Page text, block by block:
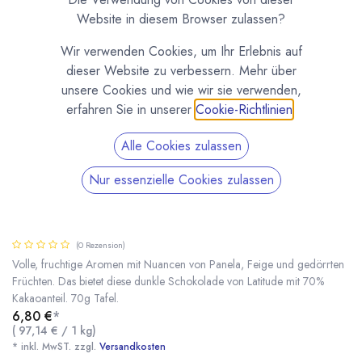
(0 Rezension)
Volle, fruchtige Aromen mit Nuancen von Panela, Feige und gedörrten
Früchten. Das bietet diese dunkle Schokolade von Latitude mit 70%
Kakaoanteil. 70g Tafel.
6,80 €*
( 97,14 € / 1 kg)
* inkl. MwST. zzgl. Versandkosten
Website in diesem Browser zulassen?
Wir verwenden Cookies, um Ihr Erlebnis auf
dieser Website zu verbessern. Mehr über
unsere Cookies und wie wir sie verwenden,
erfahren Sie in unserer Cookie-Richtlinien
Alle Cookies zulassen
Nur essenzielle Cookies zulassen